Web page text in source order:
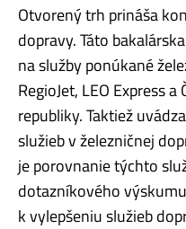
Otvorený trh prináša
dopravy. Táto
na služby ponúkané
RegioJet, LEO Express
republiky. Taktiež
služieb v železničnej
je porovnanie týchto
dotazníkového
k vylepšeniu služieb